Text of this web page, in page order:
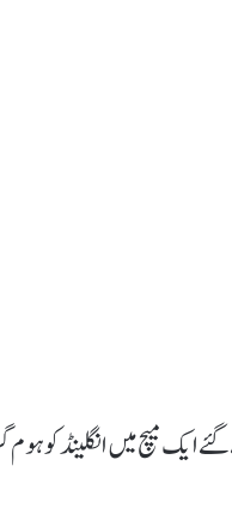
گئے ایک میچ میں انگلینڈ کو